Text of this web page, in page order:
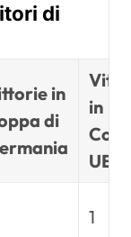
di
in
di
in
1